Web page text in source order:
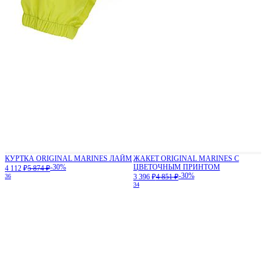
КУРТКА ORIGINAL MARINES ЛАЙМ
4 112 ₽5 874 ₽-30%
36
ЖАКЕТ ORIGINAL MARINES С
ЦВЕТОЧНЫМ ПРИНТОМ
3 396 ₽4 851 ₽-30%
34